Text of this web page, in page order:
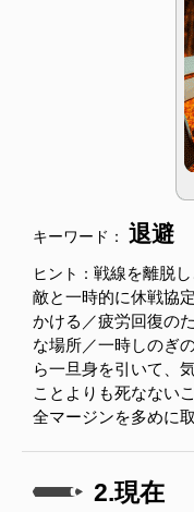
キーワード： 退避
ヒント： 戦線を離脱
敵と一時的に休戦協
かける／疲労回復の
な場所／一時しのぎ
ら一旦身を引いて、
ことよりも死なない
全マージンを多めに
2.現在